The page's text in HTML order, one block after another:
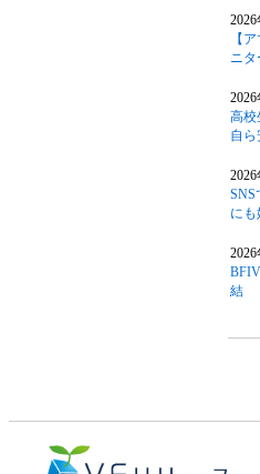
【
ニ
高校
自
SNS
にも
結